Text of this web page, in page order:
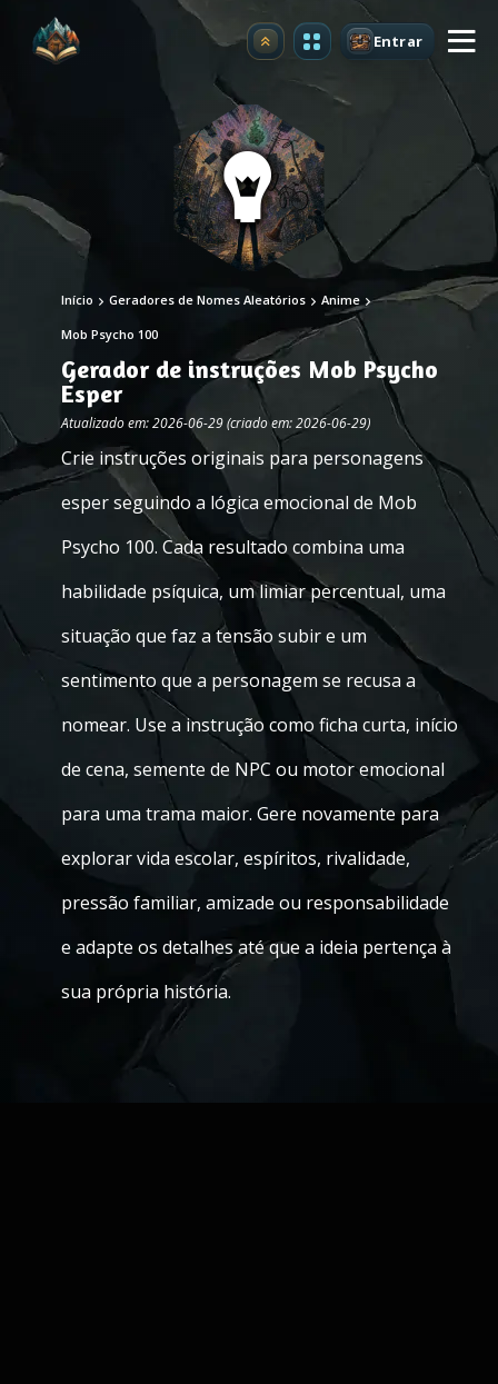
Atualizar Entrar
Início Geradores de Nomes Aleatórios Anime
Mob Psycho 100
Gerador de instruções Mob Psycho
Esper
Atualizado em: 2026-06-29 (criado em: 2026-06-29)
Crie instruções originais para personagens
esper seguindo a lógica emocional de Mob
Psycho 100. Cada resultado combina uma
habilidade psíquica, um limiar percentual, uma
situação que faz a tensão subir e um
sentimento que a personagem se recusa a
nomear. Use a instrução como ficha curta, início
de cena, semente de NPC ou motor emocional
para uma trama maior. Gere novamente para
explorar vida escolar, espíritos, rivalidade,
pressão familiar, amizade ou responsabilidade
e adapte os detalhes até que a ideia pertença à
sua própria história.